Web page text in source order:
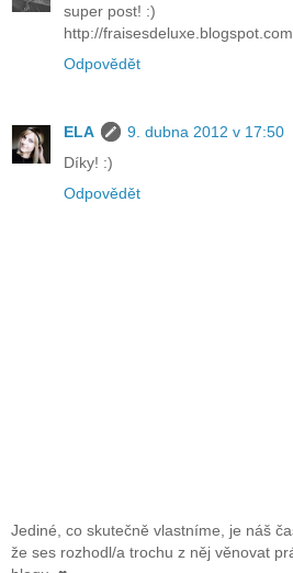
super post! :)
http://
Odpovědět
ELA
9. dubna 2012 v 17:50
Díky! :)
Odpovědět
Jediné, co skutečně vlastníme, je náš
že ses rozhodl/a trochu z něj věnovat